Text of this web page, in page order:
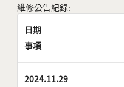
維修公告紀錄:
日期
事項
2024.11.29